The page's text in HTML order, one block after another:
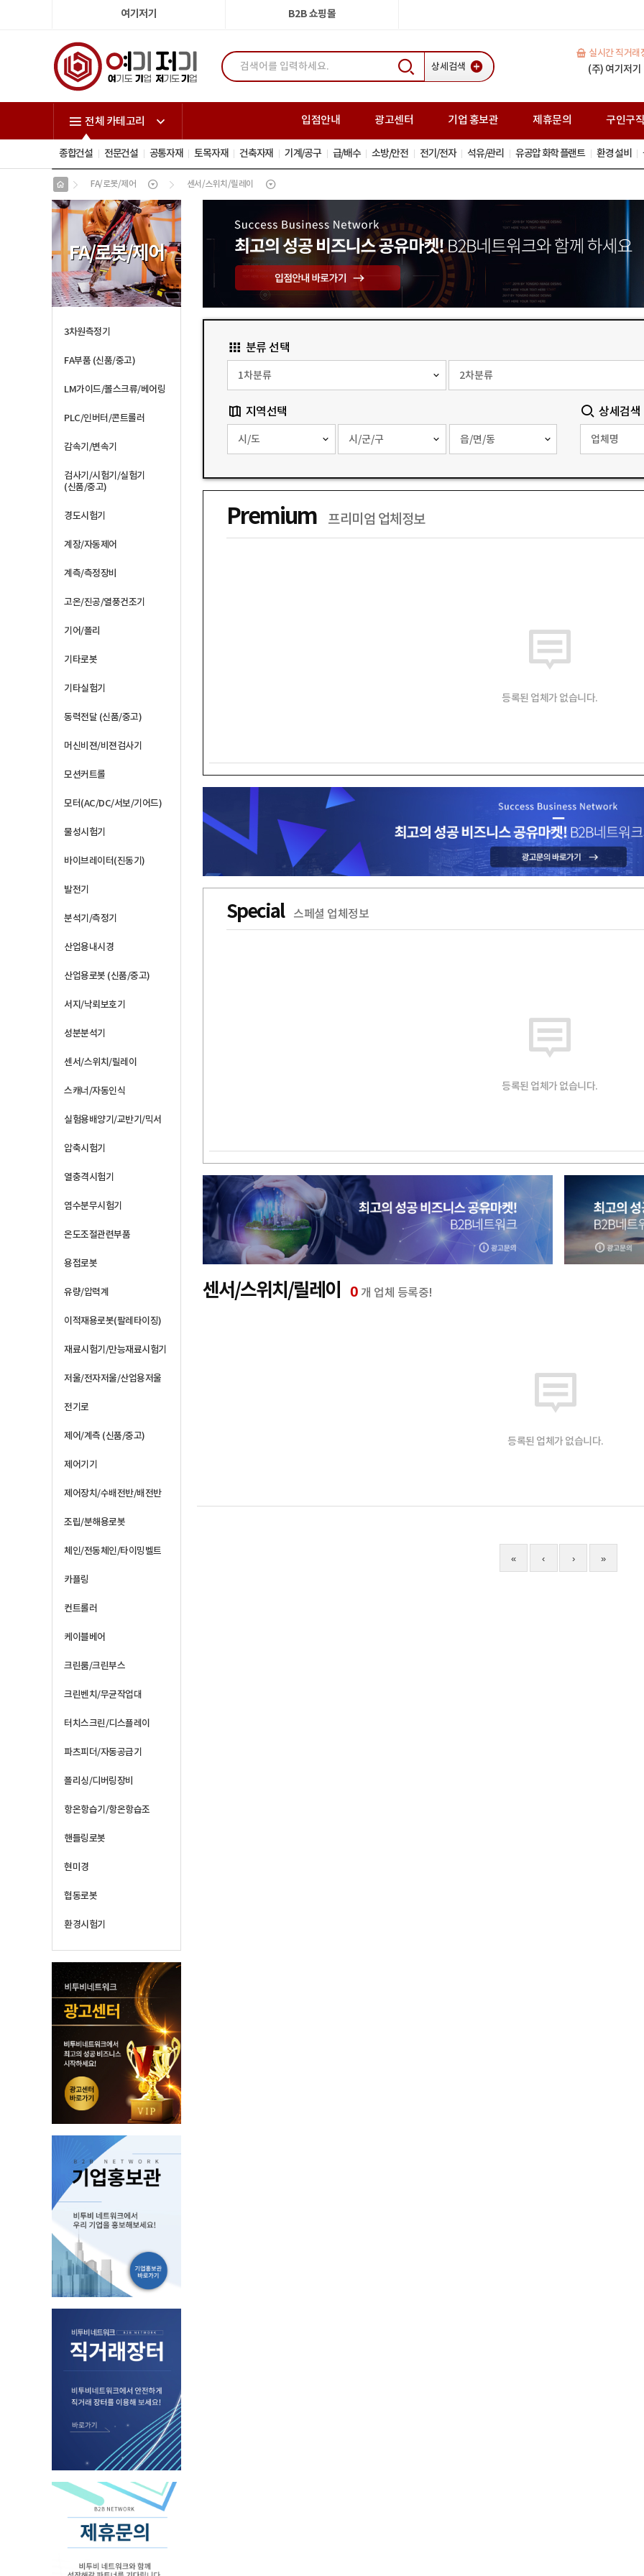
여기저기 B2B 쇼핑몰
상세검색
실시간 직거래
H빔(중고)
일반복공판 (
스크류잭(중
전체 카테고리 입점안내 광고센터 기업 홍보관 제휴문의 구인구직
종합건설 전문건설 공통자재 토목자재 건축자재 기계/공구 급/배수 소방/안전 전기/전자 석유/관리 유공압 화학 플랜트 환경 설비
FA/로봇/제어 센서/스위치/릴레이
FA/로봇/제어
3차원측정기
FA부품 (신품/중고)
LM가이드/볼스크류/베어링
PLC/인버터/콘트롤러
감속기/변속기
검사기/시험기/실험기
(신품/중고)
경도시험기
계장/자동제어
계측/측정장비
고온/진공/열풍건조기
기어/폴리
기타로봇
기타실험기
동력전달 (신품/중고)
머신비젼/비젼검사기
모션커트롤
모터(AC/DC/서보/기어드)
물성시험기
바이브레이터(진동기)
발전기
분석기/측정기
산업용내시경
산업용로봇 (신품/중고)
서지/낙뢰보호기
성분분석기
센서/스위치/릴레이
스캐너/자동인식
실험용배양기/교반기/믹서
압축시험기
열충격시험기
염수분무시험기
온도조절관련부품
용접로봇
유량/압력계
이적재용로봇(팔레타이징)
재료시험기/만능재료시험기
저울/전자저울/산업용저울
전기로
제어/계측 (신품/중고)
제어기기
제어장치/수배전반/배전반
조립/분해용로봇
체인/전동체인/타이밍벨트
카플링
컨트롤러
케이블베어
크린룸/크린부스
크린벤치/무균작업대
터치스크린/디스플레이
파츠피더/자동공급기
폴리싱/디버링장비
항온항습기/항온항습조
핸들링로봇
현미경
협동로봇
환경시험기
분류 선택
지역선택 상세검색
Premium 프리미엄 업체정보
등록된 업체가 없습니다.
Special 스페셜 업체정보
등록된 업체가 없습니다.
센서/스위치/릴레이 0 개 업체 등록중!
등록된 업체가 없습니다.
« ‹ › »